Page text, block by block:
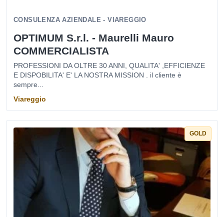
CONSULENZA AZIENDALE - VIAREGGIO
OPTIMUM S.r.l. - Maurelli Mauro
COMMERCIALISTA
PROFESSIONI DA OLTRE 30 ANNI, QUALITA' ,EFFICIENZE
E DISPOBILITA' E' LA NOSTRA MISSION . il cliente è
sempre...
Viareggio
GOLD